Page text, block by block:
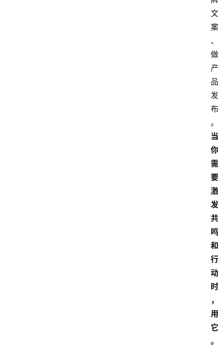
文
案
、
做
产
品
发
布
。
当
你
需
要
激
发
共
鸣
和
行
动
时
，
用
它
。